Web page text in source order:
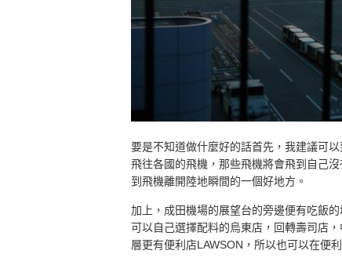
要是不知道做什麼好的話首先，我建議可
飛往各國的飛機，那些飛機將會飛到自己
到飛機離開陸地瞬間的一個好地方。
加上，成田機場的展望台的旁邊便有吃飯
可以自己選擇配料的烏東店，回轉壽司店
層更有便利店LAWSON，所以也可以在便